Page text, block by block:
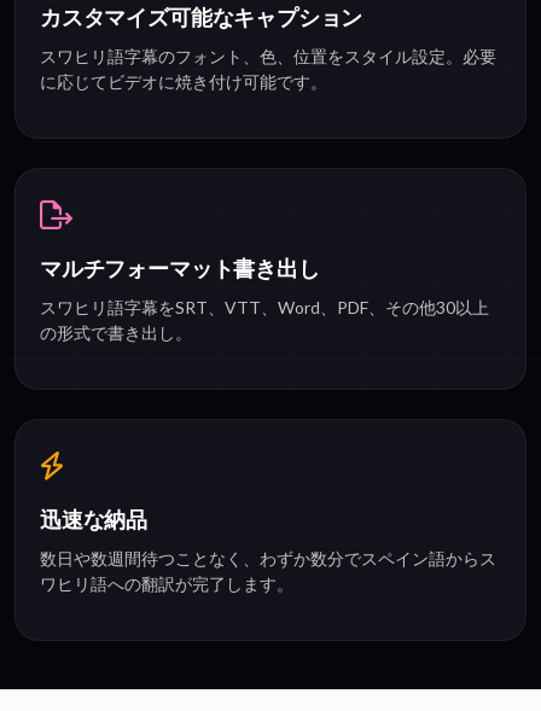
カスタマイズ可能なキャプション
スワヒリ語字幕のフォント、色、位置をスタイル設定。必要
に応じてビデオに焼き付け可能です。
マルチフォーマット書き出し
スワヒリ語字幕をSRT、VTT、Word、PDF、その他30以上
の形式で書き出し。
迅速な納品
数日や数週間待つことなく、わずか数分でスペイン語からス
ワヒリ語への翻訳が完了します。